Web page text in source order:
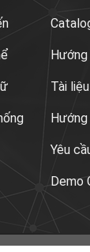
Tài
Yêu
Demo